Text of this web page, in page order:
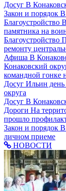
Досуг В
Закон и порядок В
Благоустройство
памятника на
Благоустройство
ремонту
Афиша В
Конаковский
командной гонке
Досуг Ильин день
округа
Досуг В
Дороги На
прошло
Закон и порядок В
личном приеме
НОВОСТИ